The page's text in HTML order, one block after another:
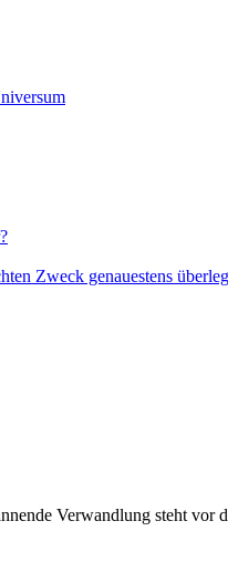
Zweck genauestens
Verwandlung steht vor